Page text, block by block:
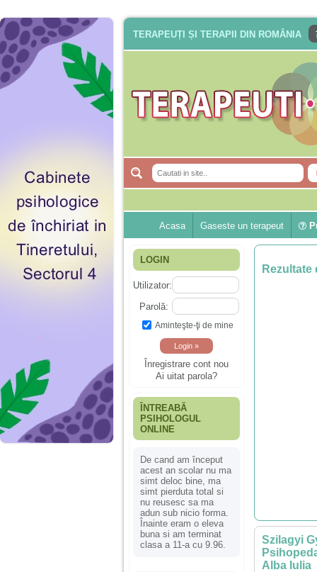
TERAPEUȚI ȘI TERAPII DIN ROMÂNIA
Acasa Gaseste un terapeut
LOGIN
Utilizator:
Parolă:
Aminteşte-ţi de mine
Înregistrare cont nou
Ai uitat parola?
ÎNTREABĂ
PSIHOLOGUL
ONLINE
De cand am început
acest an scolar nu ma
simt deloc bine, ma
simt pierduta total si
nu reusesc sa ma
adun sub nicio forma.
Înainte eram o eleva
buna si am terminat
clasa a 11-a cu 9.96.
Rezultate
Szilagyi
Alba Iulia